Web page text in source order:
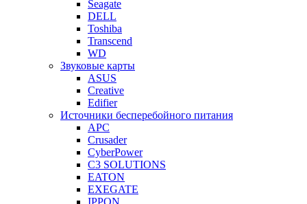
Seagate
DELL
Toshiba
Transcend
WD
Звуковые карты
ASUS
Creative
Edifier
Источники бесперебойного питания
APC
Crusader
CyberPower
C3 SOLUTIONS
EATON
EXEGATE